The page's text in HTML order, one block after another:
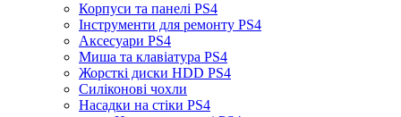
Корпуси та панелі PS4
Інструменти для ремонту PS4
Аксесуари PS4
Миша та клавіатура PS4
Жорсткі диски HDD PS4
Силіконові чохли
Насадки на стіки PS4